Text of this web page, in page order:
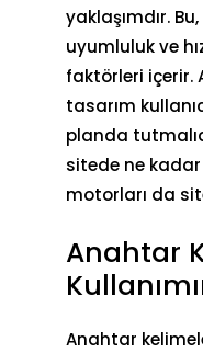
yaklaşımdır.
uyumluluk ve
faktörleri içerir.
tasarım
planda
sitede ne
motorları da
Anahtar
Anahtar